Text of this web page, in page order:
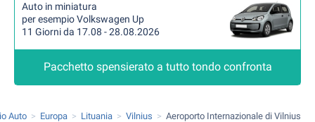
Auto in miniatura
per esempio Volkswagen Up
11 Giorni da 17.08 - 28.08.2026
Pacchetto spensierato a tutto tondo confronta
Auto Europa Lituania Vilnius Aeroporto Internazionale di Vilnius